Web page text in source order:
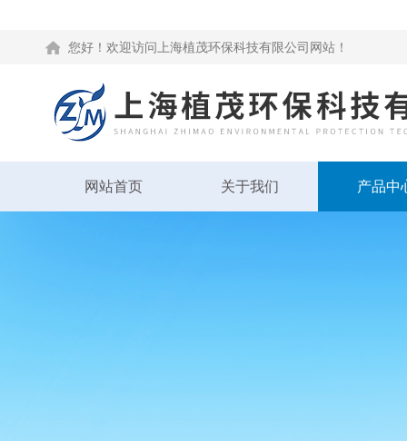
您好！欢迎访问上海植茂环保科技有限公司网站！
网站首页 关于我们 产品中